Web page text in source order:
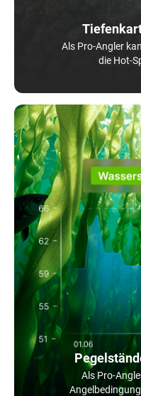
Als Pro-Angler
die Hot-
Als Pro-